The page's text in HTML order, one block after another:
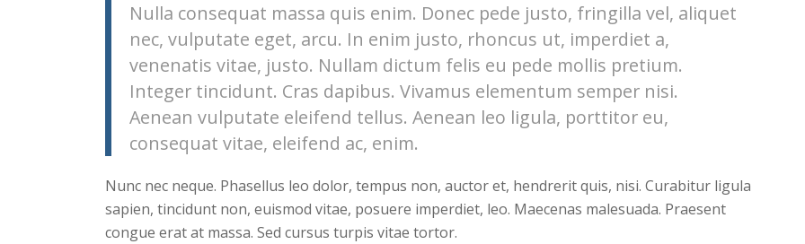
Nulla consequat massa quis enim. Donec pede justo, fringilla vel, aliquet
nec, vulputate eget, arcu. In enim justo, rhoncus ut, imperdiet a,
venenatis vitae, justo. Nullam dictum felis eu pede mollis pretium.
Integer tincidunt. Cras dapibus. Vivamus elementum semper nisi.
Aenean vulputate eleifend tellus. Aenean leo ligula, porttitor eu,
consequat vitae, eleifend ac, enim.
Nunc nec neque. Phasellus leo dolor, tempus non, auctor et, hendrerit quis, nisi. Curabitur ligula
sapien, tincidunt non, euismod vitae, posuere imperdiet, leo. Maecenas malesuada. Praesent
congue erat at massa. Sed cursus turpis vitae tortor.